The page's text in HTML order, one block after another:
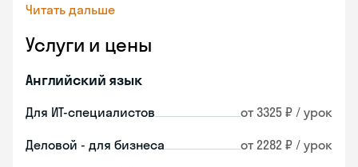
Читать дальше
Услуги и цены
Английский язык
Для ИТ-специалистов от 3325 ₽ / урок
Деловой - для бизнеса от 2282 ₽ / урок